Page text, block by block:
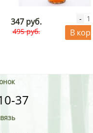
347 руб.
495 руб.
-
В
37